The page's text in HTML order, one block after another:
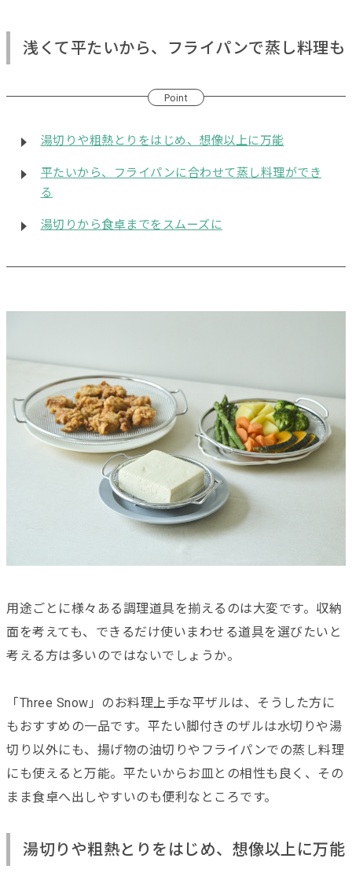
浅くて平たいから、フライパンで蒸し料理も
Point
湯切りや粗熱とりをはじめ、想像以上に万能
平たいから、フライパンに合わせて蒸し料理ができ
る
湯切りから食卓までをスムーズに
用途ごとに様々ある調理道具を揃えるのは大変です。収納
面を考えても、できるだけ使いまわせる道具を選びたいと
考える方は多いのではないでしょうか。
「Three Snow」のお料理上手な平ザルは、そうした方に
もおすすめの一品です。平たい脚付きのザルは水切りや湯
切り以外にも、揚げ物の油切りやフライパンでの蒸し料理
にも使えると万能。平たいからお皿との相性も良く、その
まま食卓へ出しやすいのも便利なところです。
湯切りや粗熱とりをはじめ、想像以上に万能